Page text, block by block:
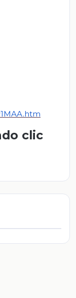
clic